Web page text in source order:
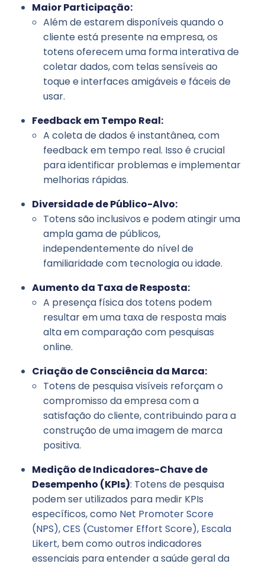
Maior Participação:
Além de estarem disponíveis quando o
cliente está presente na empresa, os
totens oferecem uma forma interativa de
coletar dados, com telas sensíveis ao
toque e interfaces amigáveis e fáceis de
usar.
Feedback em Tempo Real:
A coleta de dados é instantânea, com
feedback em tempo real. Isso é crucial
para identificar problemas e implementar
melhorias rápidas.
Diversidade de Público-Alvo:
Totens são inclusivos e podem atingir uma
ampla gama de públicos,
independentemente do nível de
familiaridade com tecnologia ou idade.
Aumento da Taxa de Resposta:
A presença física dos totens podem
resultar em uma taxa de resposta mais
alta em comparação com pesquisas
online.
Criação de Consciência da Marca:
Totens de pesquisa visíveis reforçam o
compromisso da empresa com a
satisfação do cliente, contribuindo para a
construção de uma imagem de marca
positiva.
Medição de Indicadores-Chave de
Desempenho (KPIs): Totens de pesquisa
podem ser utilizados para medir KPIs
específicos, como Net Promoter Score
(NPS),CES (Customer Effort Score), Escala
Likert, bem como outros indicadores
essenciais para entender a saúde geral da